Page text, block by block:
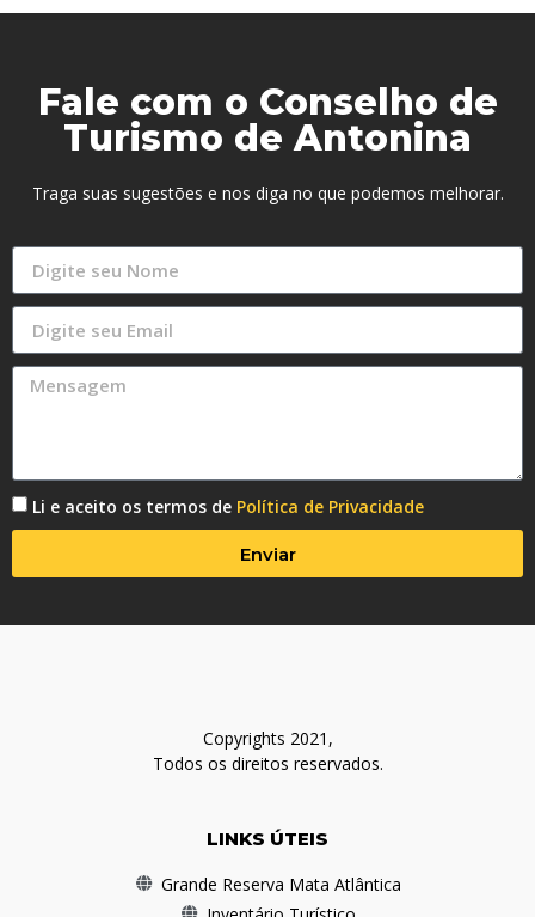
Fale com o Conselho de
Turismo de Antonina
Traga suas sugestões e nos diga no que podemos melhorar.
Li e aceito os termos de Política de Privacidade
Enviar
Copyrights 2021,
Todos os direitos reservados.
LINKS ÚTEIS
Grande Reserva Mata Atlântica